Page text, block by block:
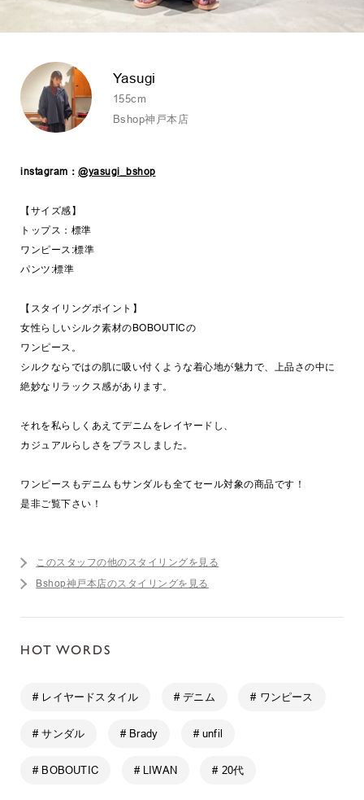
Yasugi
155cm
Bshop神戸本店
instagram： @yasugi_bshop
【サイズ感】
トップス：標準
ワンピース:標準
パンツ:標準
【スタイリングポイント】
女性らしいシルク素材のBOBOUTICの
ワンピース。
シルクならではの肌に吸い付くような着心地が魅力で、上品さの中に
絶妙なリラックス感があります。
それを私らしくあえてデニムをレイヤードし、
カジュアルらしさをプラスしました。
ワンピースもデニムもサンダルも全てセール対象の商品です！
是非ご覧下さい！
このスタッフの他のスタイリングを見る
Bshop神戸本店のスタイリングを見る
HOT WORDS
# レイヤードスタイル # デニム # ワンピース
# サンダル # Brady # unfil
# BOBOUTIC # LIWAN # 20代